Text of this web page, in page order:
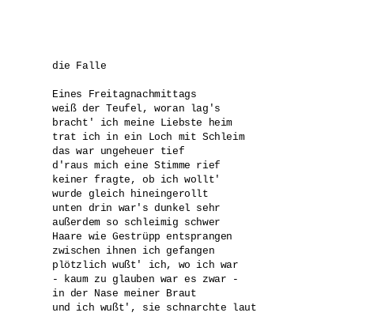
die Falle
Eines Freitagnachmittags
weiß der Teufel, woran lag's
bracht' ich meine Liebste heim
trat ich in ein Loch mit Schleim
das war ungeheuer tief
d'raus mich eine Stimme rief
keiner fragte, ob ich wollt'
wurde gleich hineingerollt
unten drin war's dunkel sehr
außerdem so schleimig schwer
Haare wie Gestrüpp entsprangen
zwischen ihnen ich gefangen
plötzlich wußt' ich, wo ich war
- kaum zu glauben war es zwar -
in der Nase meiner Braut
und ich wußt', sie schnarchte laut